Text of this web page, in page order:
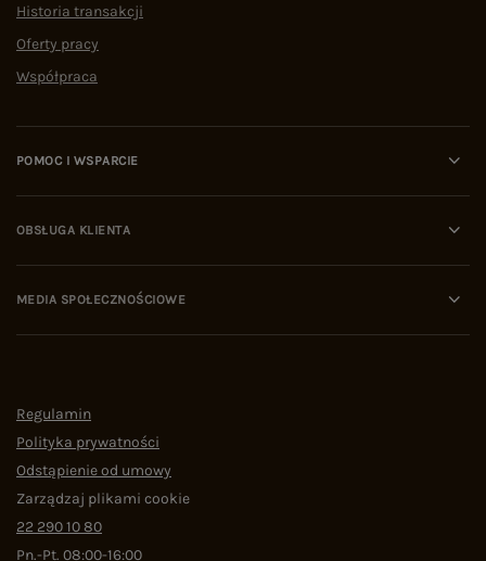
Historia transakcji
Oferty pracy
Współpraca
POMOC I WSPARCIE
OBSŁUGA KLIENTA
MEDIA SPOŁECZNOŚCIOWE
Regulamin
Polityka prywatności
Odstąpienie od umowy
Zarządzaj plikami cookie
22 290 10 80
Pn.-Pt. 08:00-16:00